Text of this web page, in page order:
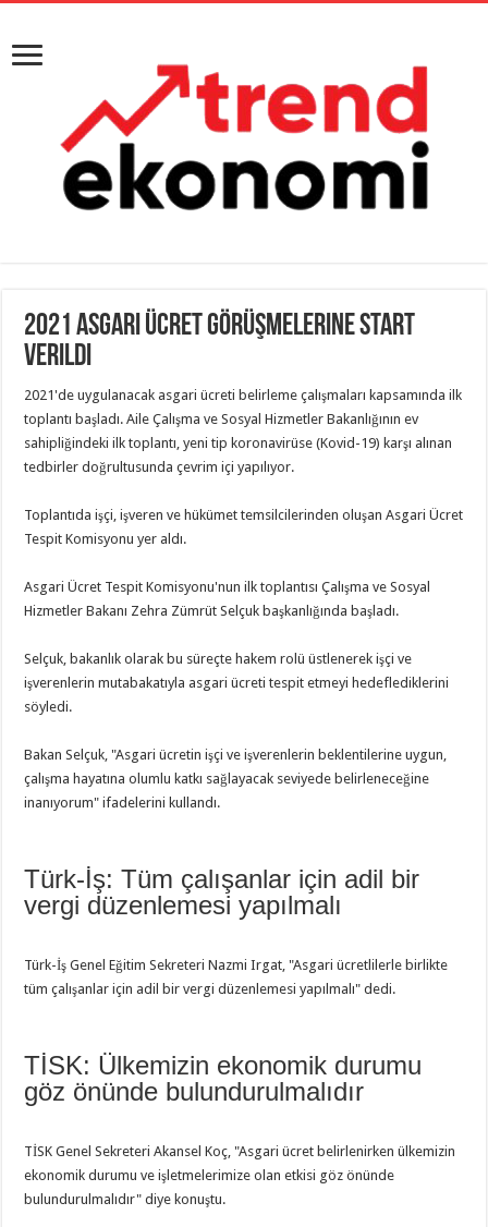
2021 Asgari Ücret Görüşmelerine Start
Verildi
2021'de uygulanacak asgari ücreti belirleme çalışmaları kapsamında ilk
toplantı başladı. Aile Çalışma ve Sosyal Hizmetler Bakanlığının ev
sahipliğindeki ilk toplantı, yeni tip koronavirüse (Kovid-19) karşı alınan
tedbirler doğrultusunda çevrim içi yapılıyor.
Toplantıda işçi, işveren ve hükümet temsilcilerinden oluşan Asgari Ücret
Tespit Komisyonu yer aldı.
Asgari Ücret Tespit Komisyonu'nun ilk toplantısı Çalışma ve Sosyal
Hizmetler Bakanı Zehra Zümrüt Selçuk başkanlığında başladı.
Selçuk, bakanlık olarak bu süreçte hakem rolü üstlenerek işçi ve
işverenlerin mutabakatıyla asgari ücreti tespit etmeyi hedeflediklerini
söyledi.
Bakan Selçuk, "Asgari ücretin işçi ve işverenlerin beklentilerine uygun,
çalışma hayatına olumlu katkı sağlayacak seviyede belirleneceğine
inanıyorum" ifadelerini kullandı.
Türk-İş: Tüm çalışanlar için adil bir
vergi düzenlemesi yapılmalı
Türk-İş Genel Eğitim Sekreteri Nazmi Irgat, "Asgari ücretlilerle birlikte
tüm çalışanlar için adil bir vergi düzenlemesi yapılmalı" dedi.
TİSK: Ülkemizin ekonomik durumu
göz önünde bulundurulmalıdır
TİSK Genel Sekreteri Akansel Koç, "Asgari ücret belirlenirken ülkemizin
ekonomik durumu ve işletmelerimize olan etkisi göz önünde
bulundurulmalıdır" diye konuştu.